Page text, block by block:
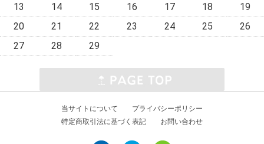
13
14 15 16 17 18
19
20
21 22 23 24 25
26
27
28 29
当サイトについて
プライバシーポリシー
特定商取引法に基づく表記
お問い合わせ